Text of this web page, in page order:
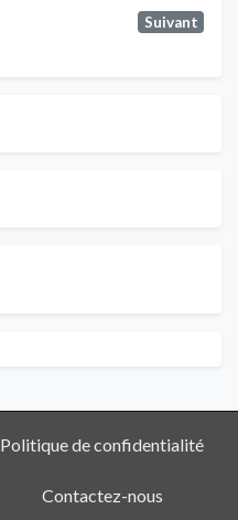
Suivant
Politique de confidentialité
Contactez-nous